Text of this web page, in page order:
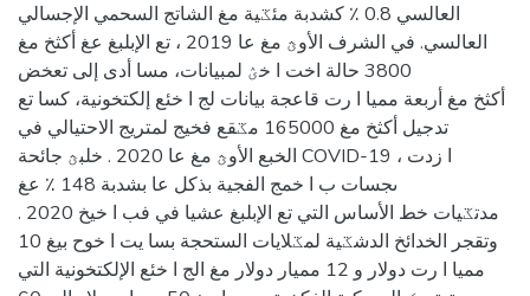
العالسي 0.8 ٪ كشدبة مئػية مغ الشاتج السحمي الإجسالي
العالسي. في الشرف الأوؿ مغ عا 2019 ، تع الإبلبغ عغ أكثخ مغ
3800 حالة اخت ا خؽ لمبيانات، مسا أدى إلى تعخض
أكثخ مغ أربعة مميا ا رت قاعجة بيانات لج ا خئع إلكتخونية، كسا تع
تدجيل أكثخ مغ 165000 مػقع فخيج لمتريج الاحتيالي في
الخبع الأوؿ مغ عا 2020 . خلبؿ جائحة COVID-19 ، ا زدت
ىجسات ب ا خمج الفجية بذكل عا بشدبة 148 ٪ عغ
مدتػيات خط الأساس التي تع الإبلبغ عشيا في فب ا خيخ 2020 .
وتقجر الخدائخ الدشػية لمػلايات الستحجة بسا يت ا خوح بيغ 10
مميا ا رت دولار و 12 مميار دولار مغ الج ا خئع الإلكتخونية التي